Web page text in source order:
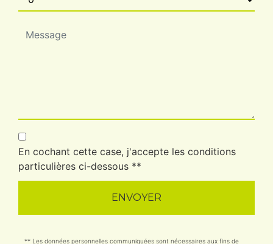
En cochant cette case, j'accepte les conditions
particulières ci-dessous **
ENVOYER
** Les données personnelles communiquées sont nécessaires aux fins de